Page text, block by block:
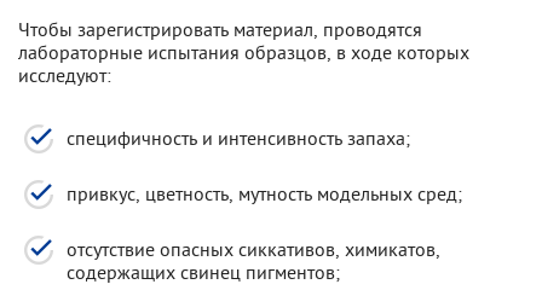
Чтобы зарегистрировать материал, проводятся
лабораторные испытания образцов, в ходе которых
исследуют:
специфичность и интенсивность запаха;
привкус, цветность, мутность модельных сред;
отсутствие опасных сиккативов, химикатов,
содержащих свинец пигментов;